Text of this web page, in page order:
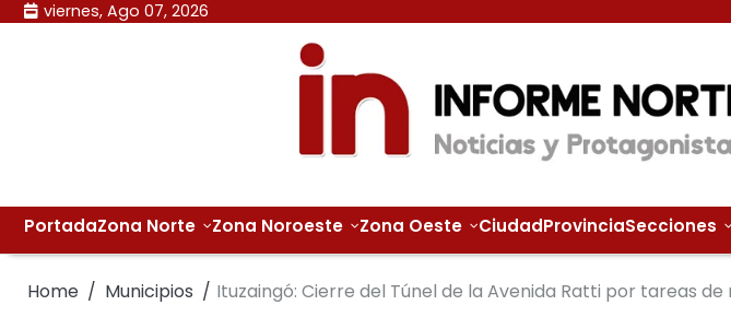
Skip viernes, Ago 07, 2026
PortadaZona Norte Zona Noroeste Zona Oeste CiudadProvinciaSecciones
Home Municipios Ituzaingó: Cierre del Túnel de la Avenida Ratti por tareas